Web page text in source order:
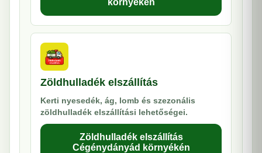
környékén
Zöldhulladék elszállítás
Kerti nyesedék, ág, lomb és szezonális
zöldhulladék elszállítási lehetőségei.
Zöldhulladék elszállítás
Cégénydányád környékén